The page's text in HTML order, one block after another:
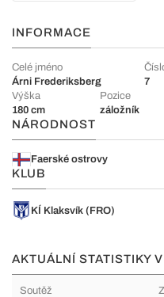
INFORMACE
Celé jméno
Árni Frederiksberg
7
Výška
180 cm
Pozice
záložník
NÁRODNOST
Faerské ostrovy
KLUB
KÍ Klaksvík (FRO)
AKTUÁLNÍ STATISTIKY
Soutěž Z